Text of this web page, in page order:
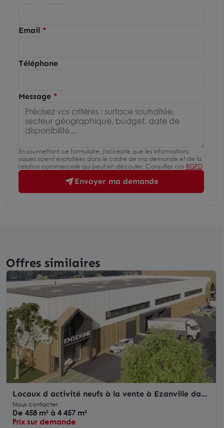
Email
Téléphone
Message
En soumettant ce formulaire, j'accepte que les informations
saisies soient exploitées dans le cadre de ma demande et de la
relation commerciale qui peut en découler. Consulter nos RGPD
Envoyer ma demande
Offres similaires
Locaux d activité neufs à la vente à Ezanville dans
parc sécurisé
Nous contacter
De 458 m² à 4 457 m²
Prix sur demande